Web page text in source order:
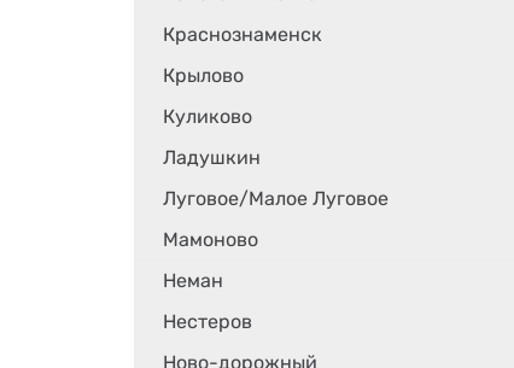
Краснознаменск
Крылово
Куликово
Ладушкин
Луговое/Малое Луговое
Мамоново
Неман
Нестеров
Ново-дорожный